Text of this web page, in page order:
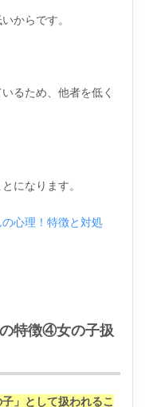
からです。
るため、他者を低く
になります。
心理！特徴と対処
特徴④女の子扱
」として扱われるこ